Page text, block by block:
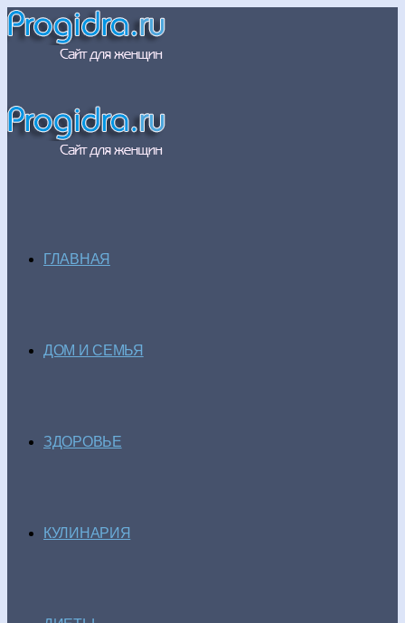
ГЛАВНАЯ
ДОМ И СЕМЬЯ
ЗДОРОВЬЕ
КУЛИНАРИЯ